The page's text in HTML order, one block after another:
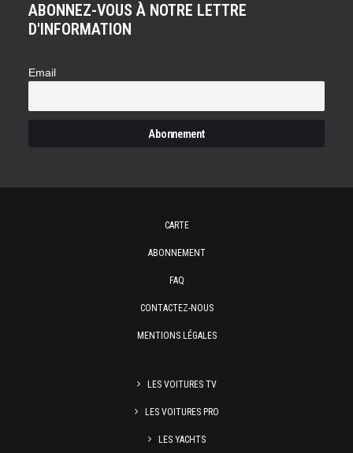
ABONNEZ-VOUS À NOTRE LETTRE
D'INFORMATION
Email
CARTE
ABONNEMENT
FAQ
CONTACTEZ-NOUS
MENTIONS LÉGALES
LES VOITURES TV
LES VOITURES PRO
LES YACHTS